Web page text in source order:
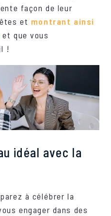
façon de leur
et montrant ainsi
et que vous
!
idéal avec la
à célébrer la
engager dans des